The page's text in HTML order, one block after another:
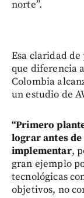
norte”.
Esa claridad
que diferencia
Colombia
un estudio de
“Primero
lograr antes
implementar,
gran ejemplo
tecnológicas
objetivos, no